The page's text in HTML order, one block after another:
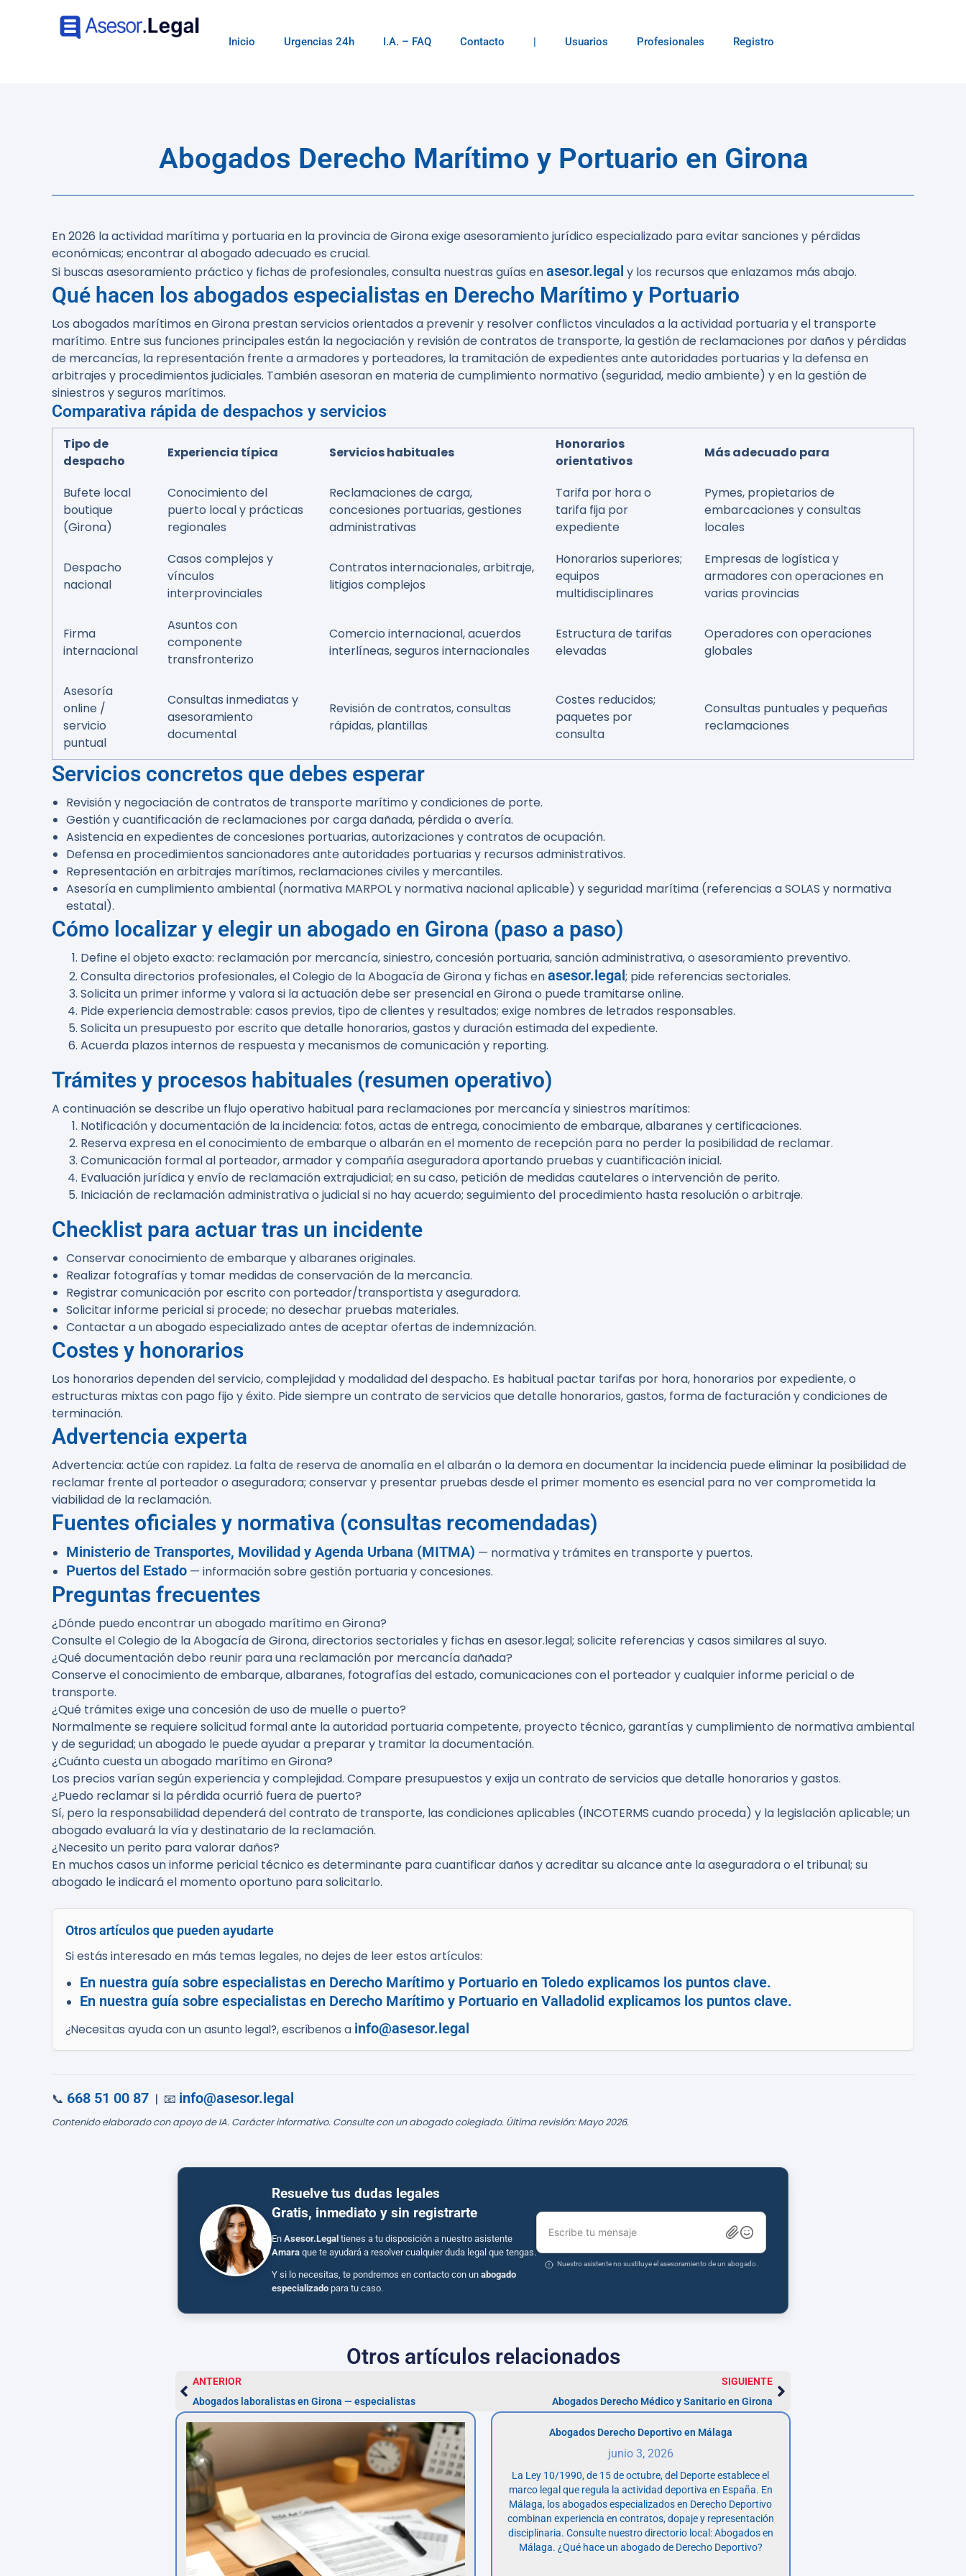
Inicio Urgencias 24h I.A. – FAQ Contacto | Usuarios Profesionales Registro
Abogados Derecho Marítimo y Portuario en Girona
En 2026 la actividad marítima y portuaria en la provincia de Girona exige asesoramiento jurídico especializado para evitar sanciones y pérdidas
económicas; encontrar al abogado adecuado es crucial.
Si buscas asesoramiento práctico y fichas de profesionales, consulta nuestras guías enasesor.legal y los recursos que enlazamos más abajo.
Qué hacen los abogados especialistas en Derecho Marítimo y Portuario
Los abogados marítimos en Girona prestan servicios orientados a prevenir y resolver conflictos vinculados a la actividad portuaria y el transporte
marítimo. Entre sus funciones principales están la negociación y revisión de contratos de transporte, la gestión de reclamaciones por daños y pérdidas
de mercancías, la representación frente a armadores y porteadores, la tramitación de expedientes ante autoridades portuarias y la defensa en
arbitrajes y procedimientos judiciales. También asesoran en materia de cumplimiento normativo (seguridad, medio ambiente) y en la gestión de
siniestros y seguros marítimos.
Comparativa rápida de despachos y servicios
Tipo de
despacho
Experiencia típica Servicios habituales
Honorarios
orientativos
Más adecuado para
Bufete local
boutique
(Girona)
Conocimiento del
puerto local y prácticas
regionales
Reclamaciones de carga,
concesiones portuarias, gestiones
administrativas
Tarifa por hora o
tarifa fija por
expediente
Pymes, propietarios de
embarcaciones y consultas
locales
Despacho
nacional
Casos complejos y
vínculos
interprovinciales
Contratos internacionales, arbitraje,
litigios complejos
Honorarios superiores;
equipos
multidisciplinares
Empresas de logística y
armadores con operaciones en
varias provincias
Firma
internacional
Asuntos con
componente
transfronterizo
Comercio internacional, acuerdos
interlíneas, seguros internacionales
Estructura de tarifas
elevadas
Operadores con operaciones
globales
Asesoría
online /
servicio
puntual
Consultas inmediatas y
asesoramiento
documental
Revisión de contratos, consultas
rápidas, plantillas
Costes reducidos;
paquetes por
consulta
Consultas puntuales y pequeñas
reclamaciones
Servicios concretos que debes esperar
Revisión y negociación de contratos de transporte marítimo y condiciones de porte.
Gestión y cuantificación de reclamaciones por carga dañada, pérdida o avería.
Asistencia en expedientes de concesiones portuarias, autorizaciones y contratos de ocupación.
Defensa en procedimientos sancionadores ante autoridades portuarias y recursos administrativos.
Representación en arbitrajes marítimos, reclamaciones civiles y mercantiles.
Asesoría en cumplimiento ambiental (normativa MARPOL y normativa nacional aplicable) y seguridad marítima (referencias a SOLAS y normativa
estatal).
Cómo localizar y elegir un abogado en Girona (paso a paso)
Define el objeto exacto: reclamación por mercancía, siniestro, concesión portuaria, sanción administrativa, o asesoramiento preventivo.
Consulta directorios profesionales, el Colegio de la Abogacía de Girona y fichas enasesor.legal; pide referencias sectoriales.
Solicita un primer informe y valora si la actuación debe ser presencial en Girona o puede tramitarse online.
Pide experiencia demostrable: casos previos, tipo de clientes y resultados; exige nombres de letrados responsables.
Solicita un presupuesto por escrito que detalle honorarios, gastos y duración estimada del expediente.
Acuerda plazos internos de respuesta y mecanismos de comunicación y reporting.
Trámites y procesos habituales (resumen operativo)
A continuación se describe un flujo operativo habitual para reclamaciones por mercancía y siniestros marítimos:
Notificación y documentación de la incidencia: fotos, actas de entrega, conocimiento de embarque, albaranes y certificaciones.
Reserva expresa en el conocimiento de embarque o albarán en el momento de recepción para no perder la posibilidad de reclamar.
Comunicación formal al porteador, armador y compañía aseguradora aportando pruebas y cuantificación inicial.
Evaluación jurídica y envío de reclamación extrajudicial; en su caso, petición de medidas cautelares o intervención de perito.
Iniciación de reclamación administrativa o judicial si no hay acuerdo; seguimiento del procedimiento hasta resolución o arbitraje.
Checklist para actuar tras un incidente
Conservar conocimiento de embarque y albaranes originales.
Realizar fotografías y tomar medidas de conservación de la mercancía.
Registrar comunicación por escrito con porteador/transportista y aseguradora.
Solicitar informe pericial si procede; no desechar pruebas materiales.
Contactar a un abogado especializado antes de aceptar ofertas de indemnización.
Costes y honorarios
Los honorarios dependen del servicio, complejidad y modalidad del despacho. Es habitual pactar tarifas por hora, honorarios por expediente, o
estructuras mixtas con pago fijo y éxito. Pide siempre un contrato de servicios que detalle honorarios, gastos, forma de facturación y condiciones de
terminación.
Advertencia experta
Advertencia: actúe con rapidez. La falta de reserva de anomalía en el albarán o la demora en documentar la incidencia puede eliminar la posibilidad de
reclamar frente al porteador o aseguradora; conservar y presentar pruebas desde el primer momento es esencial para no ver comprometida la
viabilidad de la reclamación.
Fuentes oficiales y normativa (consultas recomendadas)
Ministerio de Transportes, Movilidad y Agenda Urbana (MITMA) — normativa y trámites en transporte y puertos.
Puertos del Estado — información sobre gestión portuaria y concesiones.
Preguntas frecuentes
¿Dónde puedo encontrar un abogado marítimo en Girona?
Consulte el Colegio de la Abogacía de Girona, directorios sectoriales y fichas en asesor.legal; solicite referencias y casos similares al suyo.
¿Qué documentación debo reunir para una reclamación por mercancía dañada?
Conserve el conocimiento de embarque, albaranes, fotografías del estado, comunicaciones con el porteador y cualquier informe pericial o de
transporte.
¿Qué trámites exige una concesión de uso de muelle o puerto?
Normalmente se requiere solicitud formal ante la autoridad portuaria competente, proyecto técnico, garantías y cumplimiento de normativa ambiental
y de seguridad; un abogado le puede ayudar a preparar y tramitar la documentación.
¿Cuánto cuesta un abogado marítimo en Girona?
Los precios varían según experiencia y complejidad. Compare presupuestos y exija un contrato de servicios que detalle honorarios y gastos.
¿Puedo reclamar si la pérdida ocurrió fuera de puerto?
Sí, pero la responsabilidad dependerá del contrato de transporte, las condiciones aplicables (INCOTERMS cuando proceda) y la legislación aplicable; un
abogado evaluará la vía y destinatario de la reclamación.
¿Necesito un perito para valorar daños?
En muchos casos un informe pericial técnico es determinante para cuantificar daños y acreditar su alcance ante la aseguradora o el tribunal; su
abogado le indicará el momento oportuno para solicitarlo.
Otros artículos que pueden ayudarte
Si estás interesado en más temas legales, no dejes de leer estos artículos:
En nuestra guía sobre especialistas en Derecho Marítimo y Portuario en Toledo explicamos los puntos clave.
En nuestra guía sobre especialistas en Derecho Marítimo y Portuario en Valladolid explicamos los puntos clave.
¿Necesitas ayuda con un asunto legal?, escríbenos a info@asesor.legal
📞 668 51 00 87 | 📧 info@asesor.legal
Contenido elaborado con apoyo de IA. Carácter informativo. Consulte con un abogado colegiado. Última revisión: Mayo 2026.
Resuelve tus dudas legales
Gratis, inmediato y sin registrarte
En Asesor.Legal tienes a tu disposición a nuestro asistente
Amara que te ayudará a resolver cualquier duda legal que tengas.
Y si lo necesitas, te pondremos en contacto con un abogado
especializado para tu caso.
Escribe tu mensaje
Nuestro asistente no sustituye el asesoramiento de un abogado.
Otros artículos relacionados
ANTERIOR
Abogados laboralistas en Girona — especialistas
SIGUIENTE
Abogados Derecho Médico y Sanitario en Girona
Abogados Derecho Deportivo en Málaga
junio 3, 2026
La Ley 10/1990, de 15 de octubre, del Deporte establece el
marco legal que regula la actividad deportiva en España. En
Málaga, los abogados especializados en Derecho Deportivo
combinan experiencia en contratos, dopaje y representación
disciplinaria. Consulte nuestro directorio local: Abogados en
Málaga. ¿Qué hace un abogado de Derecho Deportivo?